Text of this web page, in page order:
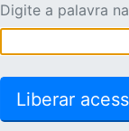
Digite a palavra